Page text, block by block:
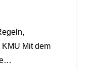
Mit dem